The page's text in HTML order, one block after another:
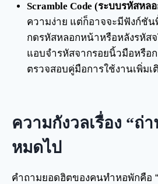
Scramble Code (ระบบรหัสหล
ความง่าย แต่ก็อาจจะมีฟังก์ชั
กดรหัสหลอกหน้าหรือหลังรหัส
แอบจำรหัสจากรอยนิ้วมือหรือ
ตรวจสอบคู่มือการใช้งานเพิ่ม
ความกังวลเรื่อง “ถ่
หมดไป
คำถามยอดฮิตของคนทำหอพักคือ